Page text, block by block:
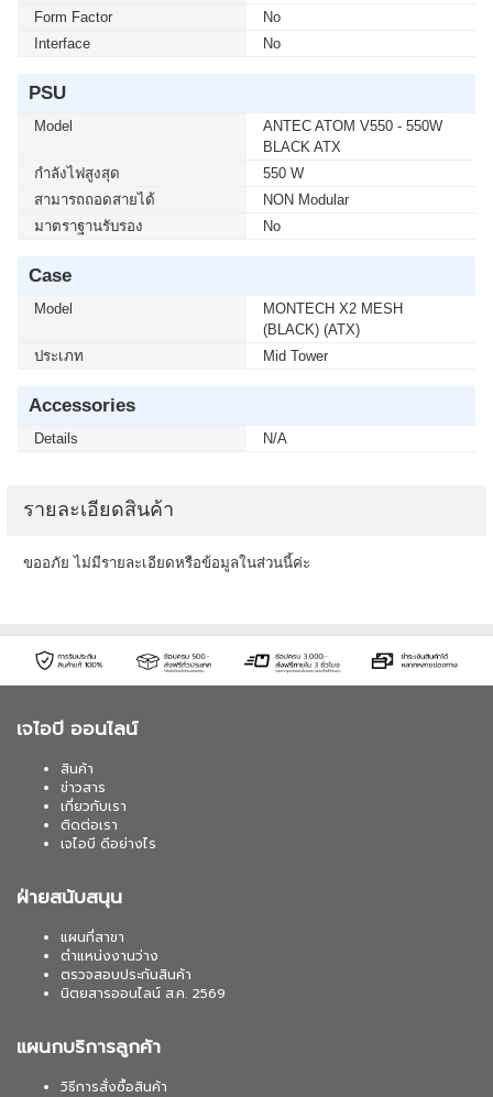
Form Factor
No
Interface
No
PSU
Model
ANTEC ATOM V550 - 550W
BLACK ATX
กำลังไฟสูงสุด
550 W
สามารถถอดสายได้
NON Modular
มาตราฐานรับรอง
No
Case
Model
MONTECH X2 MESH
(BLACK) (ATX)
ประเภท
Mid Tower
Accessories
Details N/A
รายละเอียดสินค้า
ขออภัย ไม่มีรายละเอียดหรือข้อมูลในส่วนนี้ค่ะ
เจไอบี ออนไลน์
สินค้า
ข่าวสาร
เกี่ยวกับเรา
ติดต่อเรา
เจไอบี ดีอย่างไร
ฝ่ายสนับสนุน
แผนที่สาขา
ตำแหน่งงานว่าง
ตรวจสอบประกันสินค้า
นิตยสารออนไลน์ ส.ค. 2569
แผนกบริการลูกค้า
วิธีการสั่งซื้อสินค้า